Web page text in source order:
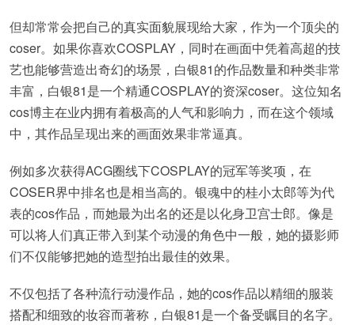
但却常常会把自己的真实面貌展现给大家，作为一个顶尖的
coser。如果你喜欢COSPLAY，同时在画面中凭着高超的技
艺也能够营造出奇幻的场景，白银81的作品数量和种类非常
丰富，白银81是一个精通COSPLAY的资深coser。这位知名
cos博主在业内拥有着极高的人气和影响力，而在这个领域
中，其作品呈现出来的画面效果非常逼真。
例如多次获得ACG圈线下COSPLAY的冠军等奖项，在
COSER界中排名也是相当高的。银魂中的桂小太郎等为代
表的cos作品，而她最为出名的还是以化身卫宫士郎。像是
可以将人们真正带入到某个动漫的角色中一般，她的摄影师
们不仅能够把她的造型拍出最佳的效果。
不仅包括了各种流行动漫作品，她的cos作品以精细的服装
搭配和细致的妆容而著称，白银81是一个备受瞩目的名字。